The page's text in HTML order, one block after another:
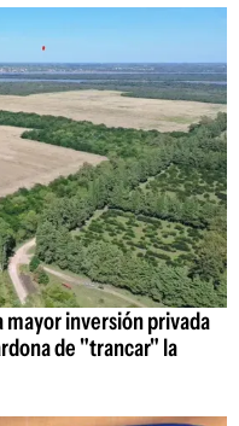
inversión privada
de "trancar" la